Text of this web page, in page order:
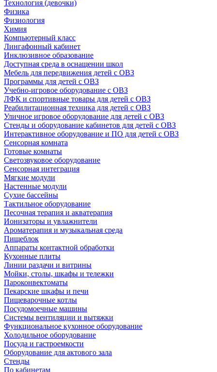
Технология (девочки)
Физика
Физиология
Химия
Компьютерный класс
Лингафонный кабинет
Инклюзивное образование
Доступная среда в оснащении школ
Мебель для передвижения детей с ОВЗ
Программы для детей с ОВЗ
Учебно-игровое оборудование с ОВЗ
ЛФК и спортивные товары для детей с ОВЗ
Реабилитационная техника для детей с ОВЗ
Уличное игровое оборудование для детей с ОВЗ
Стенды и оборудование кабинетов для детей с ОВЗ
Интерактивное оборудование и ПО для детей с ОВЗ
Сенсорная комната
Готовые комнаты
Светозвуковое оборудование
Сенсорная интеграция
Мягкие модули
Настенные модули
Сухие бассейны
Тактильное оборудование
Песочная терапия и акватерапия
Ионизаторы и увлажнители
Ароматерапия и музыкальная среда
Пищеблок
Аппараты контактной обработки
Кухонные плиты
Линии раздачи и витрины
Мойки, столы, шкафы и тележки
Пароконвектоматы
Пекарские шкафы и печи
Пищеварочные котлы
Посудомоечные машины
Системы вентиляции и вытяжки
Функциональное кухонное оборудование
Холодильное оборудование
Посуда и гастроемкости
Оборудование для актового зала
Стенды
По кабинетам